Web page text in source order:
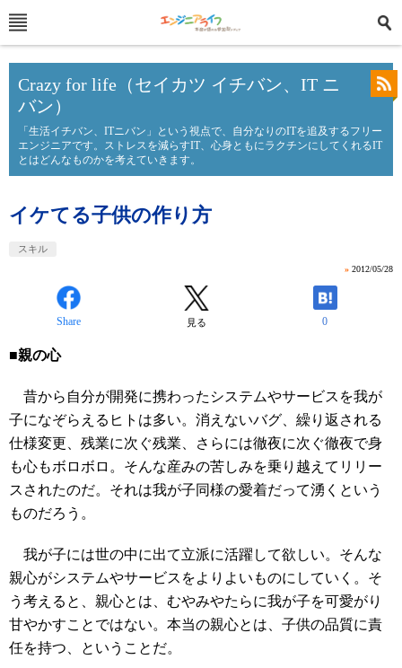
Crazy for life（セイカツ イチバン、IT ニ
バン）
「生活イチバン、ITニバン」という視点で、自分なりのITを追及するフリー
エンジニアです。ストレスを減らすIT、心身ともにラクチンにしてくれるIT
とはどんなものかを考えていきます。
イケてる子供の作り方
スキル
» 2012/05/28
Share 見る 0
■親の心
昔から自分が開発に携わったシステムやサービスを我が
子になぞらえるヒトは多い。消えないバグ、繰り返される
仕様変更、残業に次ぐ残業、さらには徹夜に次ぐ徹夜で身
も心もボロボロ。そんな産みの苦しみを乗り越えてリリー
スされたのだ。それは我が子同様の愛着だって湧くという
ものだろう。
我が子には世の中に出て立派に活躍して欲しい。そんな
親心がシステムやサービスをよりよいものにしていく。そ
う考えると、親心とは、むやみやたらに我が子を可愛がり
甘やかすことではない。本当の親心とは、子供の品質に責
任を持つ、ということだ。